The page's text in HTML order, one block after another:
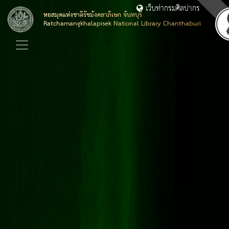
หอสมุดแห่งชาติรัชมังคลาภิเษก จันทบุรี
Ratchamangkhalapisek National Library Chanthaburi
เว็บท่ากรมศิลปากร